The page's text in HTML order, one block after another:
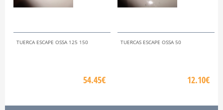
TUERCA ESCAPE OSSA 125 150
54.45€
TUERCAS ESCAPE OSSA 50
12.10€